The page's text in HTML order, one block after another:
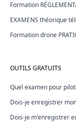
Formation
EXAMENS théorique
Formation drone
OUTILS GRATUITS
Quel examen pour
Dois-je enregistrer
Dois-je m'enregistrer